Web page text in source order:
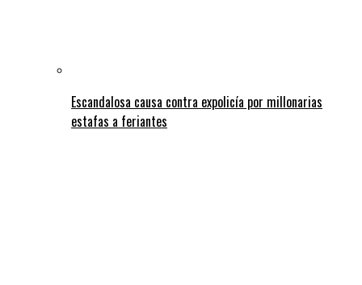
Escandalosa causa contra expolicía por millonarias
estafas a feriantes